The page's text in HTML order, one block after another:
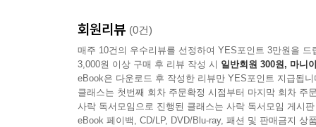
회원리뷰 (0건)
매주 10건의 우수리뷰를 선정하여 YES포인트 3만원을 드
3,000원 이상 구매 후 리뷰 작성 시 일반회원 300원, 마니
eBook은 다운로드 후 작성한 리뷰만 YES포인트 지급됩니
클래스는 첫번째 회차 주문확정 시점부터 마지막 회차 주
사락 독서모임으로 진행된 클래스는 사락 독서모임 게시
eBook 페이백, CD/LP, DVD/Blu-ray, 패션 및 판매금지 상